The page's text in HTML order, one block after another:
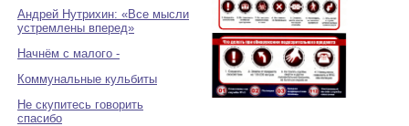
Андрей Нутрихин: «Все мысли
устремлены вперед»
Начнём с малого -
Коммунальные кульбиты
Не скупитесь говорить
спасибо